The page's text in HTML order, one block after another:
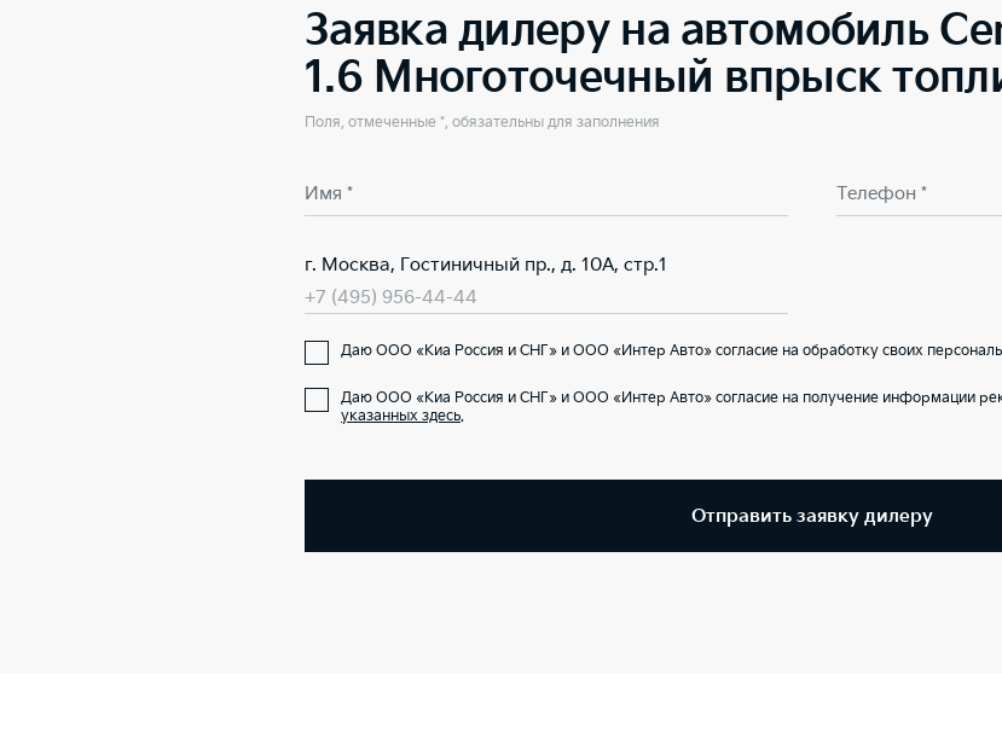
Заявка дилеру на автомобиль
1.6 Многоточечный впрыск
Поля, отмеченные *, обязательны для заполнения
Имя * Телефон *
г. Москва, Гостиничный пр., д. 10А, стр.1
+7 (495) 956-44-44
Даю ООО «Киа Россия и СНГ» и ООО «Интер Авто» согласие на обработку своих
Даю ООО «Киа Россия и СНГ» и ООО «Интер Авто» согласие на получение информации
указанных здесь.
Отправить заявку дилеру